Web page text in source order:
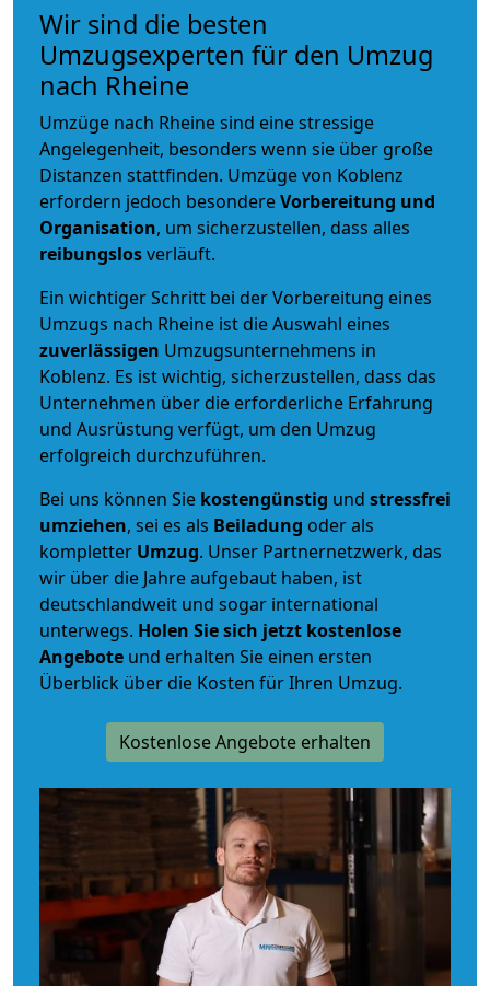
Wir sind die besten
Umzugsexperten für den Umzug
nach Rheine
Umzüge nach Rheine sind eine stressige
Angelegenheit, besonders wenn sie über große
Distanzen stattfinden. Umzüge von Koblenz
erfordern jedoch besondereVorbereitung und
Organisation, um sicherzustellen, dass alles
reibungslosverläuft.
Ein wichtiger Schritt bei der Vorbereitung eines
Umzugs nach Rheine ist die Auswahl eines
zuverlässigen Umzugsunternehmens in
Koblenz. Es ist wichtig, sicherzustellen, dass das
Unternehmen über die erforderliche Erfahrung
und Ausrüstung verfügt, um den Umzug
erfolgreich durchzuführen.
Bei uns können Sie kostengünstig und stressfrei
umziehen, sei es als Beiladung oder als
kompletter Umzug. Unser Partnernetzwerk, das
wir über die Jahre aufgebaut haben, ist
deutschlandweit und sogar international
unterwegs. Holen Sie sich jetzt kostenlose
Angebote und erhalten Sie einen ersten
Überblick über die Kosten für Ihren Umzug.
Kostenlose Angebote erhalten